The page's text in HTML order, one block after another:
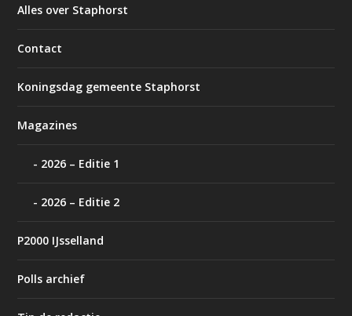
Alles over Staphorst
Contact
Koningsdag gemeente Staphorst
Magazines
2026 – Editie 1
2026 – Editie 2
P2000 IJsselland
Polls archief